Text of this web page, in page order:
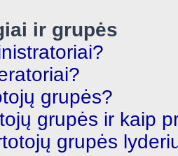
ir grupės
grupės?
grupės ir kaip
grupės